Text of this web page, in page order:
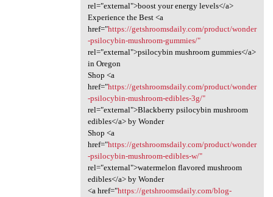
rel="external">boost your energy levels</a>
Experience the Best <a
href="https://getshroomsdaily.com/product/wonder
-psilocybin-mushroom-gummies/"
rel="external">psilocybin mushroom gummies</a>
in Oregon
Shop <a
href="https://getshroomsdaily.com/product/wonder
-psilocybin-mushroom-edibles-3g/"
rel="external">Blackberry psilocybin mushroom
edibles</a> by Wonder
Shop <a
href="https://getshroomsdaily.com/product/wonder
-psilocybin-mushroom-edibles-w/"
rel="external">watermelon flavored mushroom
edibles</a> by Wonder
<a href="https://getshroomsdaily.com/blog-